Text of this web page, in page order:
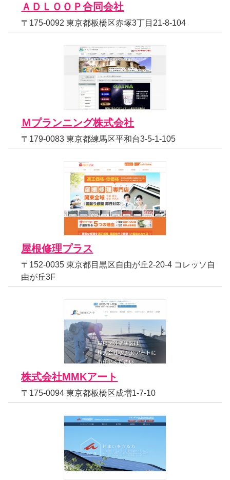
ＡＤＬＯＯＰ合同会社
〒175-0092 東京都板橋区赤塚3丁目21-8-104
Ｍプランニング株式会社
〒179-0083 東京都練馬区平和台3-5-1-105
屋根修理プラス
〒152-0035 東京都目黒区自由が丘2-20-4 コレッソ自
由が丘3F
株式会社MMKアート
〒175-0094 東京都板橋区成増1-7-10